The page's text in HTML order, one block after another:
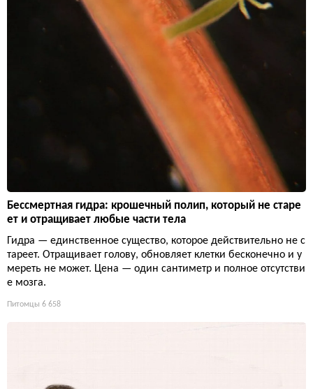
Бессмертная гидра: крошечный полип, который не старе
ет и отращивает любые части тела
Гидра — единственное существо, которое действительно не с
тареет. Отращивает голову, обновляет клетки бесконечно и у
мереть не может. Цена — один сантиметр и полное отсутстви
е мозга.
Питомцы 6 658